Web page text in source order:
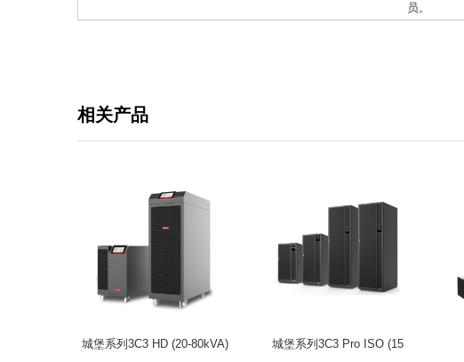
员。
相关产品
城堡系列3C3 HD (20-80kVA)
城堡系列3C3 Pro ISO (15